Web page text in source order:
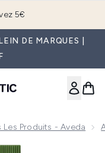
5€
DE MARQUES |
Les Produits - Aveda
Advanced Crème